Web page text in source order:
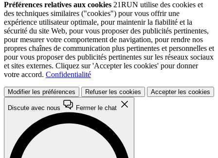
Préférences relatives aux cookies 21RUN utilise des cookies et
des techniques similaires ("cookies") pour vous offrir une
expérience utilisateur optimale, pour maintenir la fiabilité et la
sécurité du site Web, pour vous proposer des publicités pertinentes,
pour mesurer votre comportement de navigation, pour rendre nos
propres chaînes de communication plus pertinentes et personnelles et
pour vous proposer des publicités pertinentes sur les réseaux sociaux
et sites externes. Cliquez sur 'Accepter les cookies' pour donner
votre accord. Confidentialité
Modifier les préférences Refuser les cookies Accepter les cookies
Discute avec nous Fermer le chat